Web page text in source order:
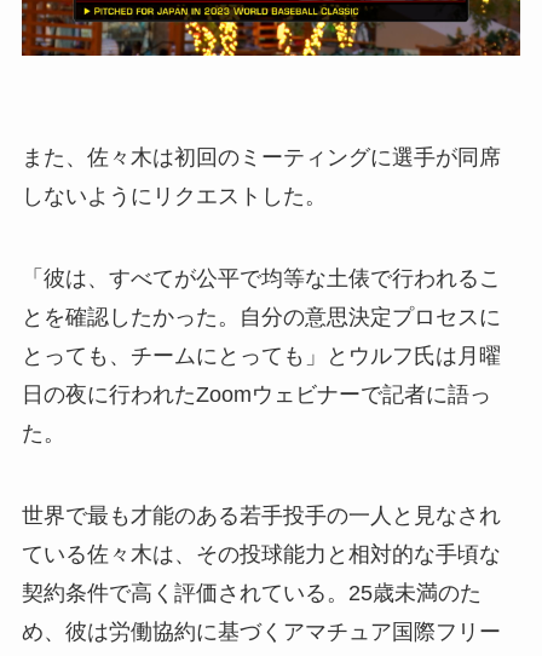
また、佐々木は初回のミーティングに選手が同席
しないようにリクエストした。
「彼は、すべてが公平で均等な土俵で行われるこ
とを確認したかった。自分の意思決定プロセスに
とっても、チームにとっても」とウルフ氏は月曜
日の夜に行われたZoomウェビナーで記者に語っ
た。
世界で最も才能のある若手投手の一人と見なされ
ている佐々木は、その投球能力と相対的な手頃な
契約条件で高く評価されている。25歳未満のた
め、彼は労働協約に基づくアマチュア国際フリー